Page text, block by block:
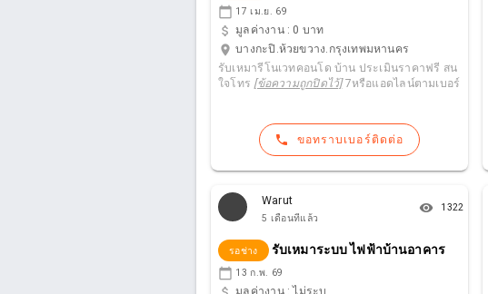
calendar_today 17 เม.ย. 69
attach_money มูลค่างาน : 0 บาท
location_on บางกะปิ.ห้วยขวาง.กรุงเทพมหานคร
รับเหมารีโนเวทคอนโด บ้าน ประเมินราคาฟรี สน
ใจโทร [ข้อความถูกปิดไว้]7หรือแอดไลน์ตามเบอร์
phone ขอทราบเบอร์ติดต่อ
Warut
5 เดือนที่แล้ว
remove_red_eye 1322
รอช่าง
รับเหมาระบบ ไฟฟ้าบ้านอาคาร
calendar_today 13 ก.พ. 69
มูลค่างาน :ไม่ระบุ